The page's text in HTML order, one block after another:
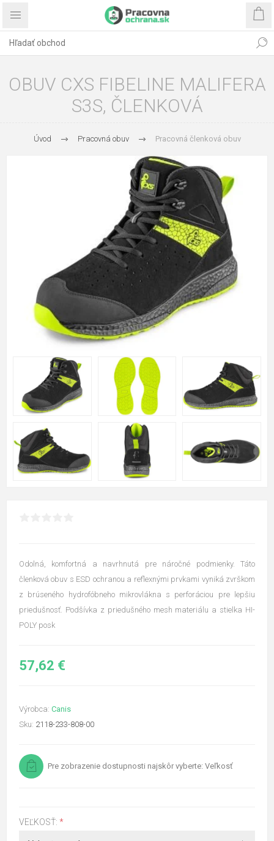
OBUV CXS FIBELINE MALIFERA
S3S, ČLENKOVÁ
Úvod Pracovná obuv Pracovná členková obuv
Odolná, komfortná a navrhnutá pre náročné podmienky. Táto
členková obuv s ESD ochranou a reflexnými prvkami vyniká zvrškom
z brúseného hydrofóbneho mikrovlákna s perforáciou pre lepšiu
priedušnosť. Podšívka z priedušného mesh materiálu a stielka HI-
POLY posk
57,62 €
Výrobca: Canis
Sku: 2118-233-808-00
Pre zobrazenie dostupnosti najskôr vyberte: Veľkosť
VEĽKOSŤ: *